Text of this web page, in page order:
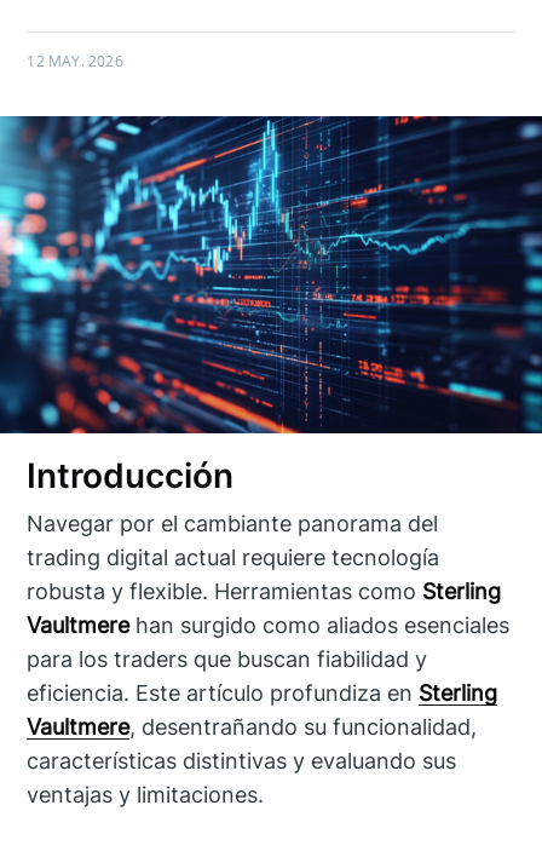
12 MAY. 2026
Introducción
Navegar por el cambiante panorama del
trading digital actual requiere tecnología
robusta y flexible. Herramientas como Sterling
Vaultmerehan surgido como aliados esenciales
para los traders que buscan fiabilidad y
eficiencia. Este artículo profundiza en Sterling
Vaultmere, desentrañando su funcionalidad,
características distintivas y evaluando sus
ventajas y limitaciones.